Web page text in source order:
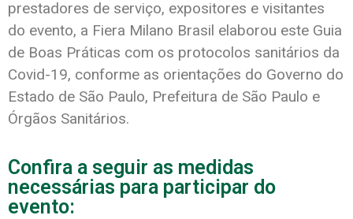
prestadores de serviço, expositores e visitantes
do evento, a Fiera Milano Brasil elaborou este Guia
de Boas Práticas com os protocolos sanitários da
Covid-19, conforme as orientações do Governo do
Estado de São Paulo, Prefeitura de São Paulo e
Órgãos Sanitários.
Confira a seguir as medidas
necessárias para participar do
evento: